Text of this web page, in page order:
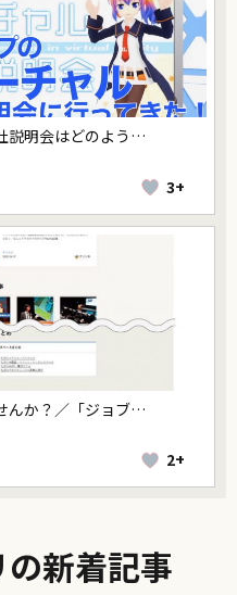
説明会はどのよう…
3+
んか？／「ジョブ…
2+
新着記事